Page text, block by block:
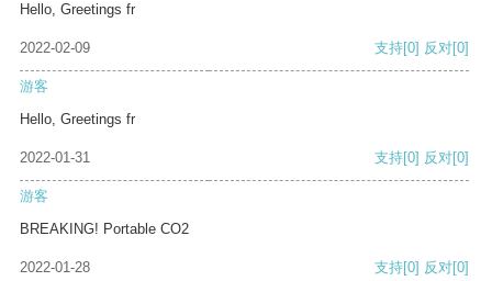
Hello, Greetings fr
2022-02-09 支持[0] 反对[0]
游客
Hello, Greetings fr
2022-01-31 支持[0] 反对[0]
游客
BREAKING! Portable CO2
2022-01-28 支持[0] 反对[0]